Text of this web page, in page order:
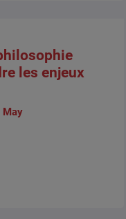
les enjeux
May